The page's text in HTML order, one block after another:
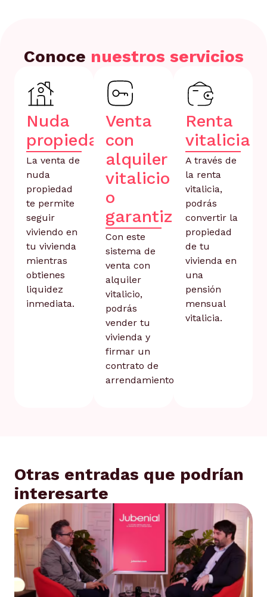
Conoce nuestros servicios
Nuda
propiedad
La venta de
nuda
propiedad
te permite
seguir
viviendo en
tu vivienda
mientras
obtienes
liquidez
inmediata.
Venta
con
alquiler
vitalicio
o
garantizado
Con este
sistema de
venta con
alquiler
vitalicio,
podrás
vender tu
vivienda y
firmar un
contrato de
arrendamiento.
Renta
vitalicia
A través de
la renta
vitalicia,
podrás
convertir la
propiedad
de tu
vivienda en
una
pensión
mensual
vitalicia.
Otras entradas que podrían
interesarte